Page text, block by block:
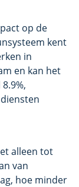
op de
kent
in
en kan het
alleen tot
van
hoe minder